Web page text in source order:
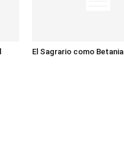
El Sagrario como Betania